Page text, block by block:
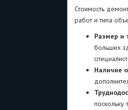
Стоимость
работ и типа
Размер и
больших
Наличие
поскольку